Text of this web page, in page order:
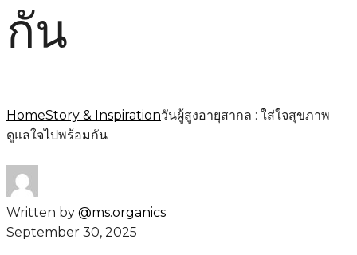
กัน
HomeStory & Inspirationวันผู้สูงอายุสากล : ใส่ใจสุขภาพ
ดูแลใจไปพร้อมกัน
Written by @ms.organics
September 30, 2025